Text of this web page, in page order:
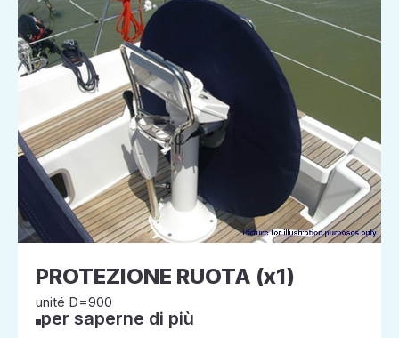
PROTEZIONE RUOTA (x1)
unité D=900
per saperne di più